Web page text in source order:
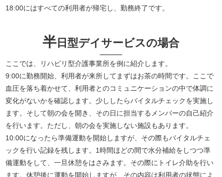
18:00にはすべての利用者が帰宅し、勤務終了です。
半 日型デイサービスの場合
ここでは、リハビリ型介護事業所を例に紹介します。
9:00に勤務開始、利用者が来所してまずはお茶の時間です。ここで
血圧を落ち着かせて、利用者とのコミュニケーションの中で体調に
変化がないかを確認します。少ししたらバイタルチェックを実施し
ます。そして朝の会を開き、その日に担当するメンバーの自己紹介
を行います。ただし、朝の会を実施しない施設もあります。
10:00になったら準備運動を開始しますが、その際もバイタルチェ
ックを行い記録を残します。1時間ほどの間で水分補給をしつつ準
備運動をして、一旦休憩をはさみます。その際にトイレ介助を行い
ます。休憩後に運動を開始しますが、その内容は利用者の状態によ